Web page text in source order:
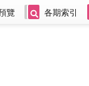
覽 各期索引